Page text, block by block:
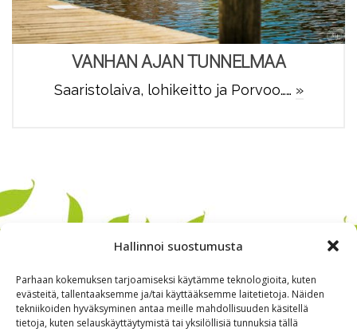
Hallinnoi suostumusta
Parhaan kokemuksen tarjoamiseksi käytämme teknologioita, kuten
evästeitä, tallentaaksemme ja/tai käyttääksemme laitetietoja. Näiden
tekniikoiden hyväksyminen antaa meille mahdollisuuden käsitellä
tietoja, kuten selauskäyttäytymistä tai yksilöllisiä tunnuksia tällä
VANHAN AJAN TUNNELMAA
Saaristolaiva, lohikeitto ja Porvoo…… »